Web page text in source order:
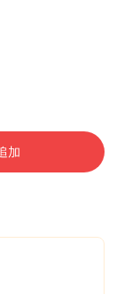
加